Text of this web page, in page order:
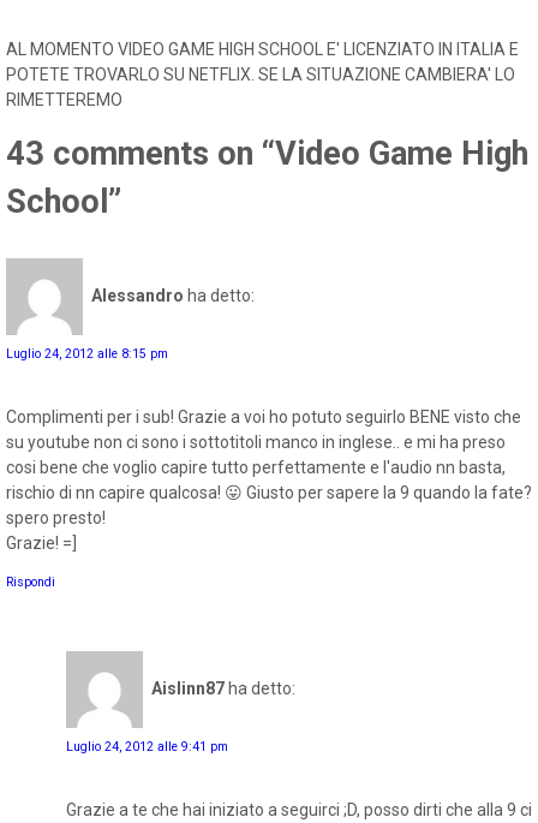
AL MOMENTO VIDEO GAME HIGH SCHOOL E' LICENZIATO IN ITALIA E
POTETE TROVARLO SU NETFLIX. SE LA SITUAZIONE CAMBIERA' LO
RIMETTEREMO
43 comments on “Video Game High
School”
Alessandro ha detto:
Luglio 24, 2012 alle 8:15 pm
Complimenti per i sub! Grazie a voi ho potuto seguirlo BENE visto che
su youtube non ci sono i sottotitoli manco in inglese.. e mi ha preso
cosi bene che voglio capire tutto perfettamente e l'audio nn basta,
rischio di nn capire qualcosa! 😛 Giusto per sapere la 9 quando la fate?
spero presto!
Grazie! =]
Rispondi
Aislinn87 ha detto:
Luglio 24, 2012 alle 9:41 pm
Grazie a te che hai iniziato a seguirci ;D, posso dirti che alla 9 ci